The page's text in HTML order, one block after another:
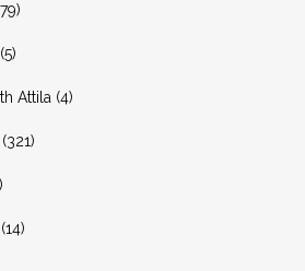
(5)
Attila (4)
(321)
(14)